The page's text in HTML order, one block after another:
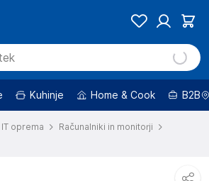
Kuhinje Home & Cook B2B
oprema
Računalniki in monitorji